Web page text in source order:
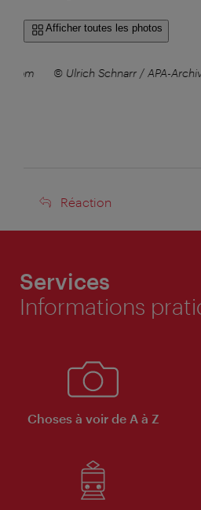
Afficher toutes les photos
© Ulrich Schnarr / APA-
Réaction
Réaction
Services
Informations
Choses à voir de A à Z